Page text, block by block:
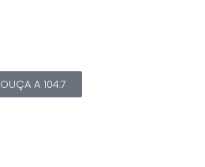
OUÇA A 104.7